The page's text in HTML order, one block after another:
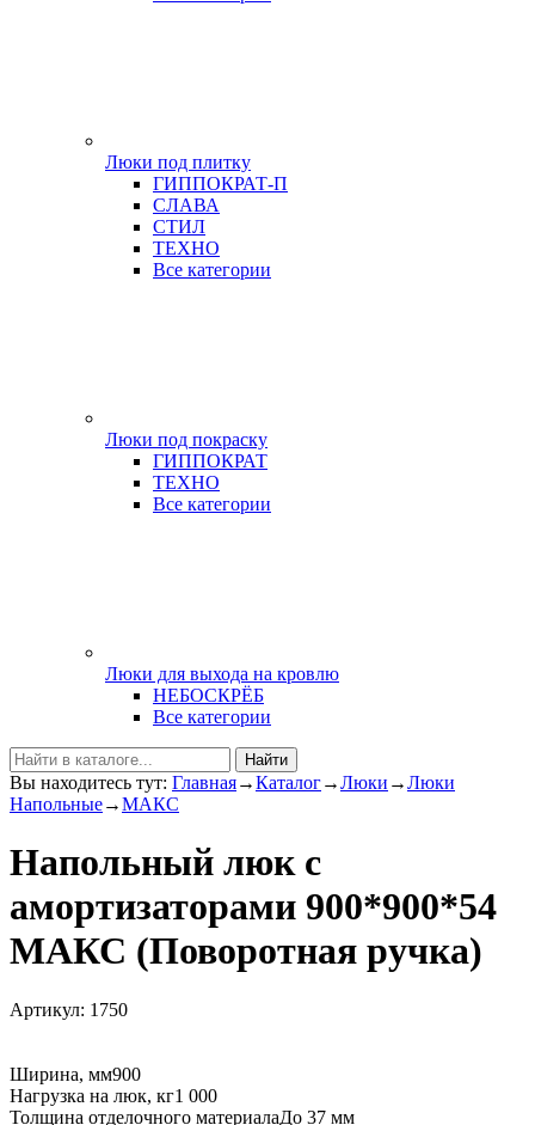
Люки под плитку
ГИППОКРАТ-П
СЛАВА
СТИЛ
ТЕХНО
Все категории
Люки под покраску
ГИППОКРАТ
ТЕХНО
Все категории
Люки для выхода на кровлю
НЕБОСКРЁБ
Все категории
Найти
Вы находитесь тут: Главная→Каталог→Люки →Люки
Напольные→МАКС
Напольный люк с
амортизаторами 900*900*54
МАКС (Поворотная ручка)
Артикул: 1750
Ширина, мм900
Нагрузка на люк, кг1 000
Толщина отделочного материалаДо 37 мм